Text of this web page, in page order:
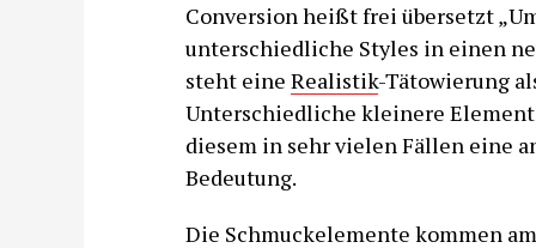
Conversion heißt frei übersetzt
unterschiedliche Styles in einen
steht eine Realistik-Tätowierung
Unterschiedliche kleinere
diesem in sehr vielen Fällen eine
Bedeutung.
Die Schmuckelemente kommen